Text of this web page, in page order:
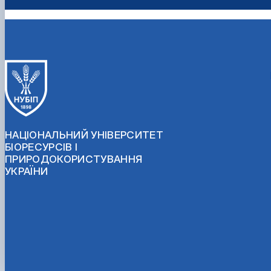
НАЦІОНАЛЬНИЙ УНІВЕРСИТЕТ
БІОРЕСУРСІВ І
ПРИРОДОКОРИСТУВАННЯ
УКРАЇНИ